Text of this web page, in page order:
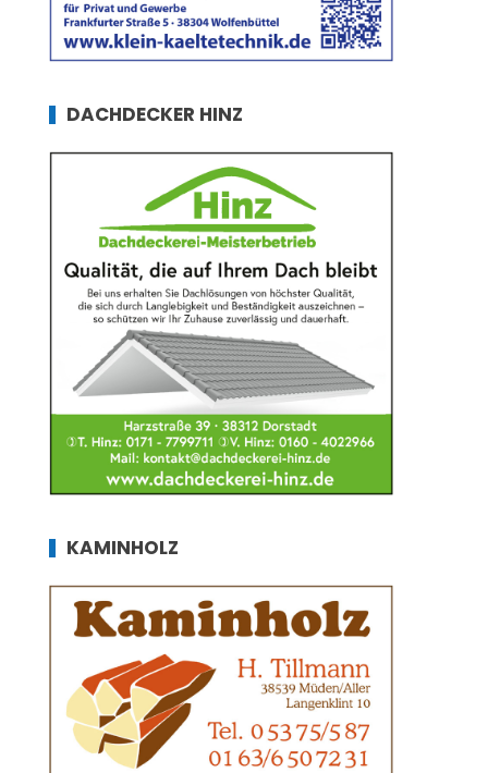
DACHDECKER HINZ
KAMINHOLZ